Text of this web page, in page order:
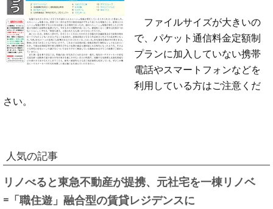
ファイルサイズが大きいの
で、パケット通信料金定額制
プランに加入していない携帯
電話やスマートフォンなどを
利用している方はご注意くだ
さい。
人気の記事
リノべると東急不動産が提携、元社宅を一棟リノベ
=「職住遊」融合型の賃貸レジデンスに